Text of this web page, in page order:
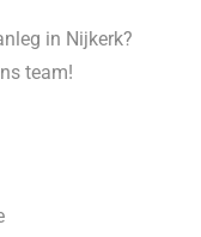
in Nijkerk?
team!